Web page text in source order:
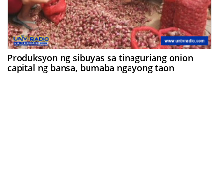
Produksyon ng sibuyas sa tinaguriang onion
capital ng bansa, bumaba ngayong taon